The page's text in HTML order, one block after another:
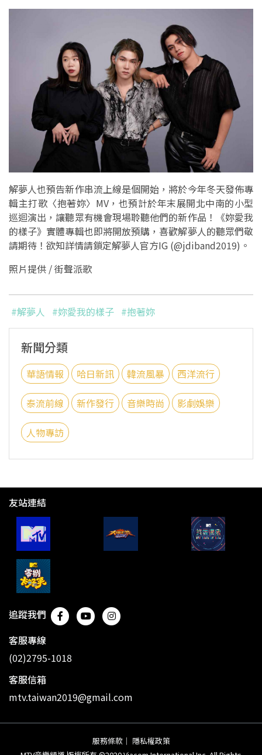
解夢人也預告新作串流上線是個開始，將於今年冬天發佈專
輯主打歌〈抱著妳〉MV，也預計於年末展開北中南的小型
巡迴演出，讓聽眾有機會現場聆聽他們的新作品！《妳愛我
的樣子》實體專輯也即將開放預購，喜歡解夢人的聽眾們敬
請期待！欲知詳情請鎖定解夢人官方IG (@jdiband2019)。
照片提供 /街聲派歌
#解夢人 #妳愛我的樣子 #抱著妳
新聞分類
華語情報 哈日新訊 韓流風暴 西洋流行
泰流前線 新作發行 音樂時尚 影劇娛樂
人物專訪
友站連結
追蹤我們
客服專線
(02)2795-1018
客服信箱
mtv.taiwan2019@gmail.com
服務條款 ｜ 隱私權政策